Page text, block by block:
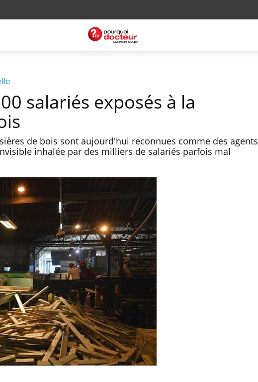
salariés exposés à la
de bois sont aujourd'hui reconnues comme des agents
inhalée par des milliers de salariés parfois mal
La sieste empêche-t-elle
de dormir la nuit ?
VIH : la fin du comprimé
tous les jours se profile-t-
elle enfin ?
Pourquoi votre ventre